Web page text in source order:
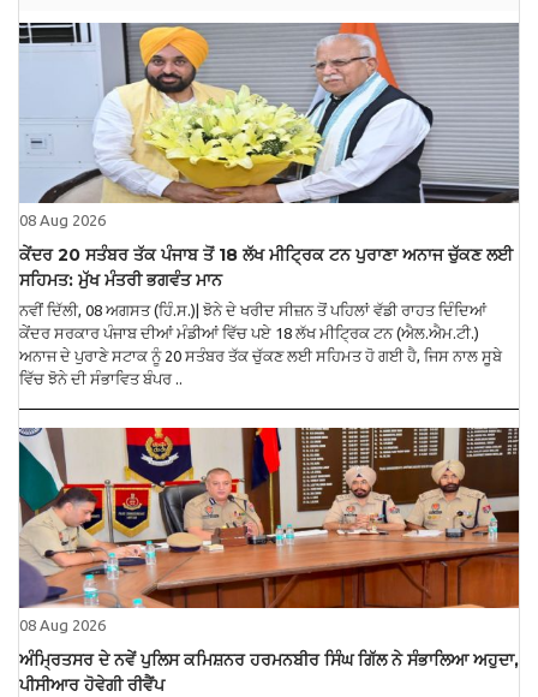
08 Aug 2026
ਕੇਂਦਰ 20 ਸਤੰਬਰ ਤੱਕ ਪੰਜਾਬ ਤੋਂ 18 ਲੱਖ ਮੀਟ੍ਰਿਕ ਟਨ ਪੁਰਾਣਾ ਅਨਾਜ ਚੁੱਕਣ ਲਈ
ਸਹਿਮਤ: ਮੁੱਖ ਮੰਤਰੀ ਭਗਵੰਤ ਮਾਨ
ਨਵੀਂ ਦਿੱਲੀ, 08 ਅਗਸਤ (ਹਿੰ.ਸ.)| ਝੋਨੇ ਦੇ ਖਰੀਦ ਸੀਜ਼ਨ ਤੋਂ ਪਹਿਲਾਂ ਵੱਡੀ ਰਾਹਤ ਦਿੰਦਿਆਂ
ਕੇਂਦਰ ਸਰਕਾਰ ਪੰਜਾਬ ਦੀਆਂ ਮੰਡੀਆਂ ਵਿੱਚ ਪਏ 18 ਲੱਖ ਮੀਟ੍ਰਿਕ ਟਨ (ਐਲ.ਐਮ.ਟੀ.)
ਅਨਾਜ ਦੇ ਪੁਰਾਣੇ ਸਟਾਕ ਨੂੰ 20 ਸਤੰਬਰ ਤੱਕ ਚੁੱਕਣ ਲਈ ਸਹਿਮਤ ਹੋ ਗਈ ਹੈ, ਜਿਸ ਨਾਲ ਸੂਬੇ
ਵਿੱਚ ਝੋਨੇ ਦੀ ਸੰਭਾਵਿਤ ਬੰਪਰ ..
08 Aug 2026
ਅੰਮ੍ਰਿਤਸਰ ਦੇ ਨਵੇਂ ਪੁਲਿਸ ਕਮਿਸ਼ਨਰ ਹਰਮਨਬੀਰ ਸਿੰਘ ਗਿੱਲ ਨੇ ਸੰਭਾਲਿਆ ਅਹੁਦਾ,
ਪੀਸੀਆਰ ਹੋਵੇਗੀ ਰੀਵੈਂਪ